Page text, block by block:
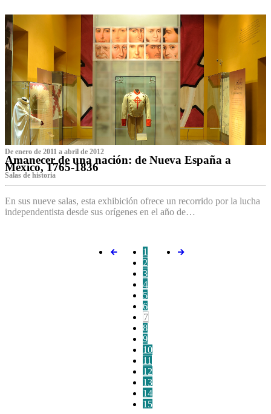
De enero de 2011 a abril de 2012
Amanecer de una nación: de Nueva España a
México, 1765-1836
Salas de historia
En sus nueve salas, esta exhibición ofrece un recorrido por la lucha
independentista desde sus orígenes en el año de…
1
2
3
4
5
6
7
8
9
10
11
12
13
14
15